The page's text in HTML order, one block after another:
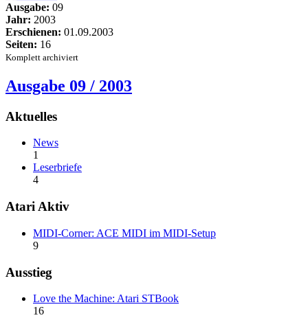
Ausgabe: 09
Jahr: 2003
Erschienen: 01.09.2003
Seiten: 16
Komplett archiviert
Ausgabe 09 / 2003
Aktuelles
News
1
Leserbriefe
4
Atari Aktiv
MIDI-Corner: ACE MIDI im MIDI-Setup
9
Ausstieg
Love the Machine: Atari STBook
16